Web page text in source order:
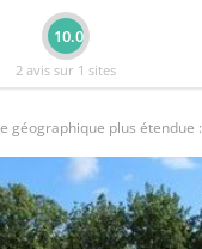
10.0
2 avis sur 1 sites
géographique plus étendue :